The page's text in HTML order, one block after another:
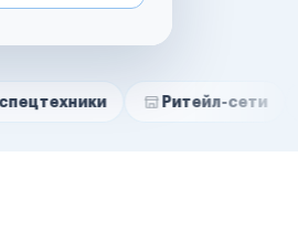
Ритейл-сети